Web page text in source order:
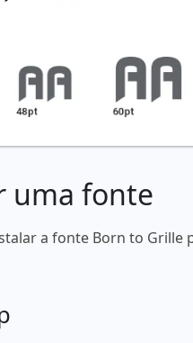
uma fonte
a fonte Born to Grille